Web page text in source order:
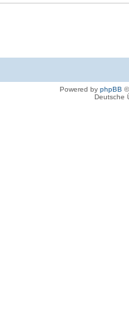
Powered by phpBB
Deutsche